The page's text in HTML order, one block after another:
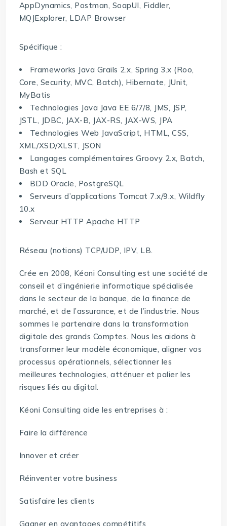
AppDynamics, Postman, SoapUI, Fiddler,
MQJExplorer, LDAP Browser
Spécifique :
Frameworks Java Grails 2.x, Spring 3.x (Roo,
Core, Security, MVC, Batch), Hibernate, JUnit,
MyBatis
Technologies Java Java EE 6/7/8, JMS, JSP,
JSTL, JDBC, JAX-B, JAX-RS, JAX-WS, JPA
Technologies Web JavaScript, HTML, CSS,
XML/XSD/XLST, JSON
Langages complémentaires Groovy 2.x, Batch,
Bash et SQL
BDD Oracle, PostgreSQL
Serveurs d’applications Tomcat 7.x/9.x, Wildfly
10.x
Serveur HTTP Apache HTTP
Réseau (notions) TCP/UDP, IPV, LB.
Crée en 2008, Kéoni Consulting est une société de
conseil et d’ingénierie informatique spécialisée
dans le secteur de la banque, de la finance de
marché, et de l’assurance, et de l’industrie. Nous
sommes le partenaire dans la transformation
digitale des grands Comptes. Nous les aidons à
transformer leur modèle économique, aligner vos
processus opérationnels, sélectionner les
meilleures technologies, atténuer et palier les
risques liés au digital.
Kéoni Consulting aide les entreprises à :
Faire la différence
Innover et créer
Réinventer votre business
Satisfaire les clients
Gagner en avantages compétitifs